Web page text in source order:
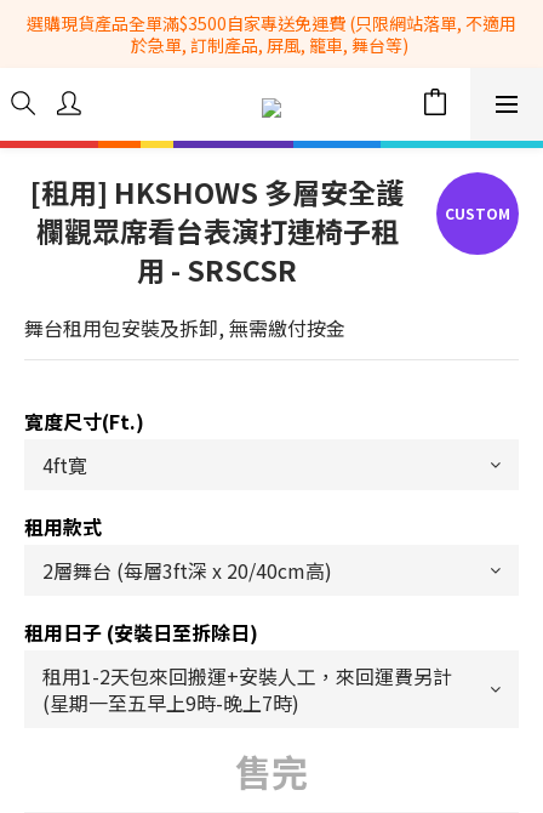
全港No.1一站式設備租售及採購服務供應商
選購現貨產品全單滿$3500自家專送免運費 (只限網站落單, 不適用
於急單, 訂制產品, 屏風, 籠車, 舞台等)
info@hkbasket.com
[租用] HKSHOWS 多層安全護
欄觀眾席看台表演打連椅子租
用 - SRSCSR
舞台租用包安裝及拆卸, 無需繳付按金
寛度尺寸(ft.)
租用款式
租用日子 (安裝日至拆除日)
售完